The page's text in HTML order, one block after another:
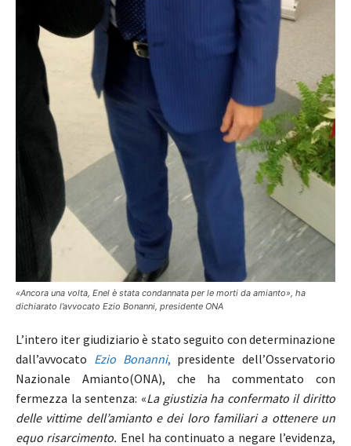
«Ancora una volta, Enel è stata condannata per le morti da amianto», ha
dichiarato l’avvocato Ezio Bonanni, presidente ONA
L’intero iter giudiziario è stato seguito con determinazione
dall’avvocato Ezio Bonanni, presidente dell’Osservatorio
Nazionale Amianto(ONA), che ha commentato con
fermezza la sentenza: «La giustizia ha confermato il diritto
delle vittime dell’amianto e dei loro familiari a ottenere un
equo risarcimento. Enel ha continuato a negare l’evidenza,